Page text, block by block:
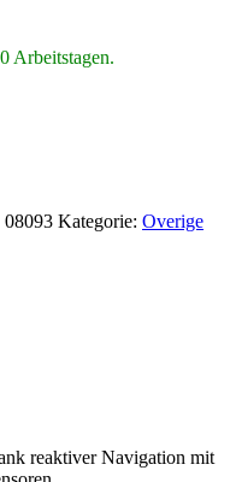
Arbeitstagen.
08093 Kategorie: Overige
reaktiver Navigation mit